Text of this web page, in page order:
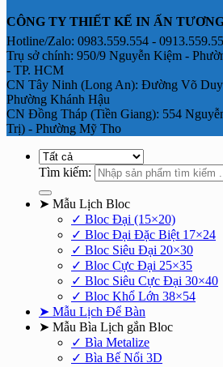
CÔNG TY THIẾT KẾ IN ẤN
Hotline/Zalo: 0983.559.554 -
Trụ sở chính: 950/9 Nguyễn Kiệm -
- TP. HCM
CN Tây Ninh (Long An): Đường Võ
Phường Khánh Hậu
CN Đồng Tháp (Tiền Giang): 554
Trị) - Phường Mỹ Tho
Tìm kiếm:
➤ Mẫu Lịch Bloc
✓ Bloc Đại (15×20)
✓ Bloc Đại Đặc Biệt 17×24
✓ Bloc Siêu Đại 20×30
✓ Bloc Cực Đại 25×35
✓ Bloc Siêu Cực Đại 30×40
✓ Bloc Khổ Lớn 38×54
➤ Mẫu Lịch Để Bàn
➤ Mẫu Bìa Lịch gắn Bloc
✓ Bìa Metalize
✓ Bìa Bế Nổi 3D